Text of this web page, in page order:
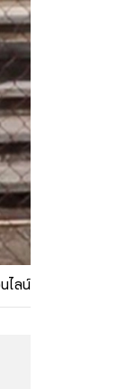
ไลน์